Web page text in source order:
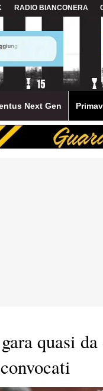
RADIO BIANCONERA
Next Gen
quasi